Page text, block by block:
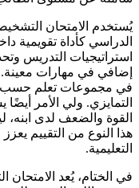
يُستخدم الامتحان
الدراسي كأداة تقويمية
استراتيجيات التدريس
إضافي في مهارات معينة.
في مجموعات تعلم حسب
التمايزي. ولي الأمر
القوة والضعف لدى
هذا النوع من التقييم
التعليمية.
في الختام، يُعد